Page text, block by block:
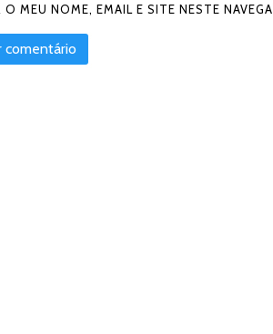
O MEU NOME, EMAIL E SITE NESTE